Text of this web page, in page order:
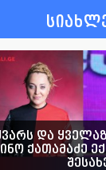
და
ქათამაძე